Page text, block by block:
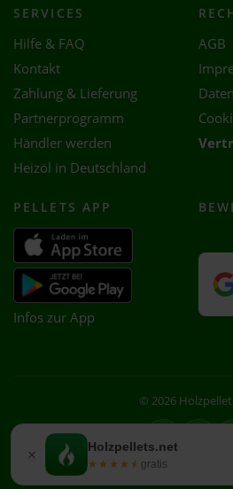
× Holzpellets.net
★★★★★
★★★★★ gratis
SERVICES
Hilfe & FAQ
Kontakt
Zahlung & Lieferung
Partnerprogramm
Händler werden
Heizöl in Deutschland
AGB
PELLETS APP
Infos zur App
© 2026
Facebook